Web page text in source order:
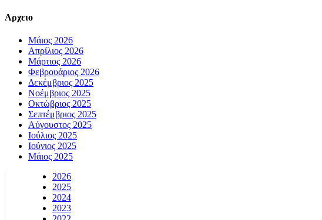
Αρχειο
Μάιος 2026
Απρίλιος 2026
Μάρτιος 2026
Φεβρουάριος 2026
Δεκέμβριος 2025
Νοέμβριος 2025
Οκτώβριος 2025
Σεπτέμβριος 2025
Αύγουστος 2025
Ιούλιος 2025
Ιούνιος 2025
Μάιος 2025
2026
2025
2024
2023